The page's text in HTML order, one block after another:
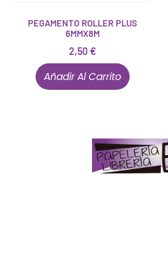
PEGAMENTO ROLLER PLUS
6MMX8M
2,50€
Añadir Al Carrito